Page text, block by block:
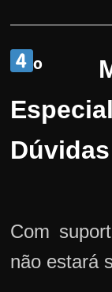
º
Dúvidas
Com
não estará